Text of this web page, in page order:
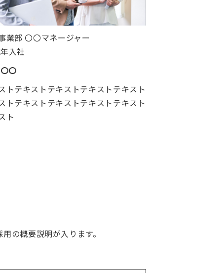
業部 〇〇マネージャー
入社
〇
トテキストテキストテキストテキスト
トテキストテキストテキストテキスト
ト
の概要説明が入ります。